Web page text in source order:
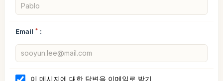
Email * :
이 메시지에 대한 답변을 이메일로 받기